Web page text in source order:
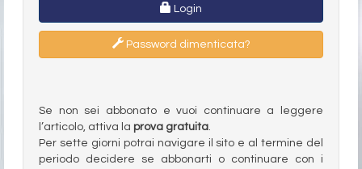
Login
Password dimenticata?
Se non sei abbonato e vuoi continuare a leggere
l’articolo, attiva la prova gratuita.
Per sette giorni potrai navigare il sito e al termine del
periodo decidere se abbonarti o continuare con i